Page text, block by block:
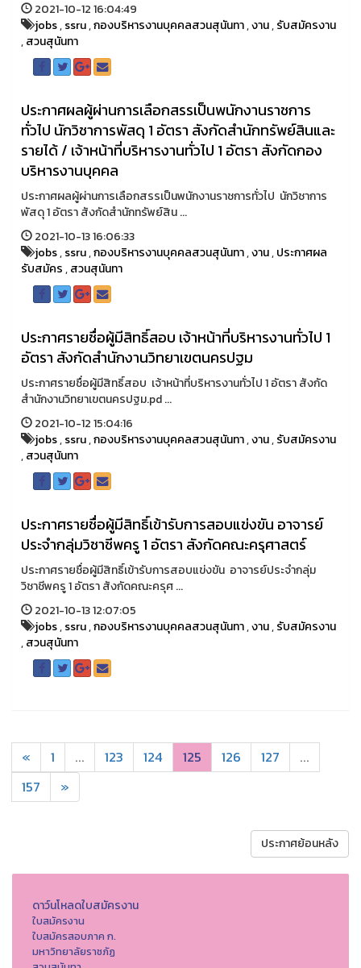
2021-10-12 16:04:49
jobs,ssru,กองบริหารงานบุคคลสวนสุนันทา,งาน,รับสมัครงาน
,สวนสุนันทา
ประกาศผลผู้ผ่านการเลือกสรรเป็นพนักงานราชการ
ทั่วไป นักวิชาการพัสดุ 1 อัตรา สังกัดสำนักทรัพย์สินและ
รายได้ / เจ้าหน้าที่บริหารงานทั่วไป 1 อัตรา สังกัดกอง
บริหารงานบุคคล
ประกาศผลผู้ผ่านการเลือกสรรเป็นพนักงานราชการทั่วไป นักวิชาการ
พัสดุ 1 อัตรา สังกัดสำนักทรัพย์สิน ...
2021-10-13 16:06:33
jobs,ssru,กองบริหารงานบุคคลสวนสุนันทา,งาน,ประกาศผล
รับสมัคร,สวนสุนันทา
ประกาศรายชื่อผู้มีสิทธิ์สอบ เจ้าหน้าที่บริหารงานทั่วไป 1
อัตรา สังกัดสำนักงานวิทยาเขตนครปฐม
ประกาศรายชื่อผู้มีสิทธิ์สอบ เจ้าหน้าที่บริหารงานทั่วไป 1 อัตรา สังกัด
สำนักงานวิทยาเขตนครปฐม.pd ...
2021-10-12 15:04:16
jobs,ssru,กองบริหารงานบุคคลสวนสุนันทา,งาน,รับสมัครงาน
,สวนสุนันทา
ประกาศรายชื่อผู้มีสิทธิ์เข้ารับการสอบแข่งขัน อาจารย์
ประจำกลุ่มวิชาชีพครู 1 อัตรา สังกัดคณะครุศาสตร์
ประกาศรายชื่อผู้มีสิทธิ์เข้ารับการสอบแข่งขัน อาจารย์ประจำกลุ่ม
วิชาชีพครู 1 อัตรา สังกัดคณะครุศ ...
2021-10-13 12:07:05
jobs,ssru,กองบริหารงานบุคคลสวนสุนันทา,งาน,รับสมัครงาน
,สวนสุนันทา
« 1 ... 123 124 125 126 127
...
157
»
ประกาศย้อนหลัง
ดาว์นโหลดใบสมัครงาน
ใบสมัครงาน
ใบสมัครสอบภาค ก.
มหาวิทยาลัยราชภัฏ